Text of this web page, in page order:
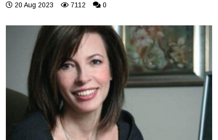
20 Aug 2023
7112 0